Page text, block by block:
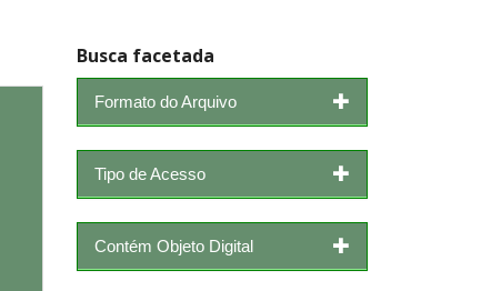
Busca facetada
Formato do Arquivo
Tipo de Acesso
Contém Objeto Digital